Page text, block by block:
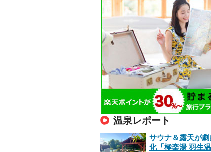
温泉レポート
サウナ＆露天が劇
化「極楽湯 羽生温